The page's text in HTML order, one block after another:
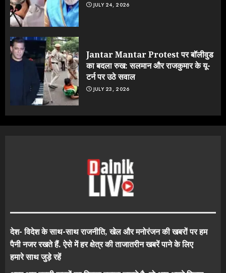
JULY 24, 2026
Jantar Mantar Protest पर बॉलीवुड
का बदला रुख: सलमान और राजकुमार के यू-
टर्न पर उठे सवाल
JULY 23, 2026
देश- विदेश के साथ-साथ राजनीति, खेल और मनोरंजन की खबरों पर हम
पैनी नजर रखते हैं. ऐसे में हर क्षेत्र की ताजातरीन खबरें पाने के लिए
हमारे साथ जुड़े रहें